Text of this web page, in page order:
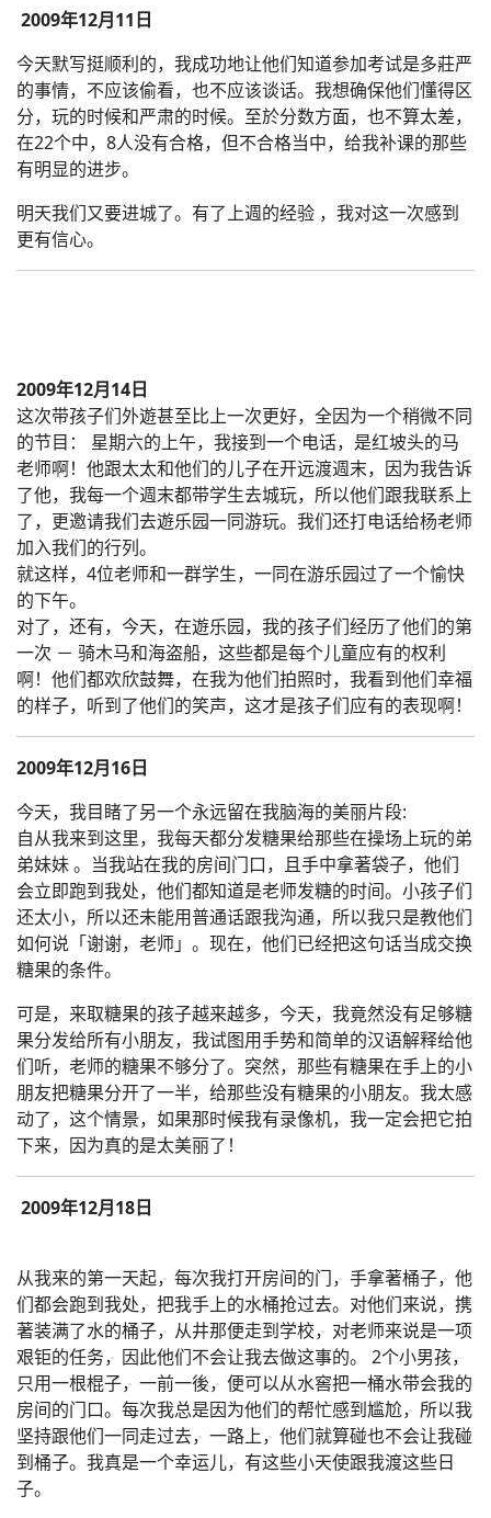
2009年12月11日
今天默写挺顺利的，我成功地让他们知道参加考试是多莊严
的事情，不应该偷看，也不应该谈话。我想确保他们懂得区
分，玩的时候和严肃的时候。至於分数方面，也不算太差，
在22个中，8人没有合格，但不合格当中，给我补课的那些
有明显的进步。
明天我们又要进城了。有了上週的经验 ，我对这一次感到
更有信心。
2009年12月14日
这次带孩子们外遊甚至比上一次更好，全因为一个稍微不同
的节目： 星期六的上午，我接到一个电话，是红坡头的马
老师啊！他跟太太和他们的儿子在开远渡週末，因为我告诉
了他，我每一个週末都带学生去城玩，所以他们跟我联系上
了，更邀请我们去遊乐园一同游玩。我们还打电话给杨老师
加入我们的行列。
就这样，4位老师和一群学生，一同在游乐园过了一个愉快
的下午。
对了，还有，今天，在遊乐园，我的孩子们经历了他们的第
一次 － 骑木马和海盗船，这些都是每个儿童应有的权利
啊！他们都欢欣鼓舞，在我为他们拍照时，我看到他们幸福
的样子，听到了他们的笑声，这才是孩子们应有的表现啊！
2009年12月16日
今天，我目睹了另一个永远留在我脑海的美丽片段:
自从我来到这里，我每天都分发糖果给那些在操场上玩的弟
弟妹妹 。当我站在我的房间门口，且手中拿著袋子，他们
会立即跑到我处，他们都知道是老师发糖的时间。小孩子们
还太小，所以还未能用普通话跟我沟通，所以我只是教他们
如何说「谢谢，老师」。现在，他们已经把这句话当成交换
糖果的条件。
可是，来取糖果的孩子越来越多，今天，我竟然没有足够糖
果分发给所有小朋友，我试图用手势和简单的汉语解释给他
们听，老师的糖果不够分了。突然，那些有糖果在手上的小
朋友把糖果分开了一半，给那些没有糖果的小朋友。我太感
动了，这个情景，如果那时候我有录像机，我一定会把它拍
下来，因为真的是太美丽了！
2009年12月18日
从我来的第一天起，每次我打开房间的门，手拿著桶子，他
们都会跑到我处，把我手上的水桶抢过去。对他们来说，携
著装满了水的桶子，从井那便走到学校，对老师来说是一项
艰钜的任务，因此他们不会让我去做这事的。 2个小男孩，
只用一根棍子，一前一後，便可以从水窖把一桶水带会我的
房间的门口。每次我总是因为他们的帮忙感到尴尬，所以我
坚持跟他们一同走过去，一路上，他们就算碰也不会让我碰
到桶子。我真是一个幸运儿，有这些小天使跟我渡这些日
子。